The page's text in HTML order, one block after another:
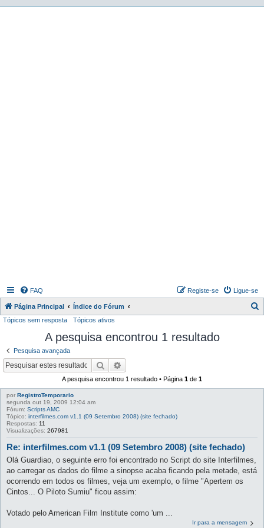
FAQ Ligue-se
Registe-se
Página Principal Índice do Fórum
s
Tópicos sem resposta Tópicos ativos
A pesquisa encontrou 1 resultado
Pesquisa avançada
Pesquisar
A pesquisa encontrou 1 resultado • Página 1 de 1
por RegistroTemporario
segunda out 19, 2009 12:04 am
Fórum: Scripts AMC
Tópico: interfilmes.com v1.1 (09 Setembro 2008) (site fechado)
Respostas: 11
Visualizações: 267981
Re: interfilmes.com v1.1 (09 Setembro 2008) (site fechado)
Olá Guardiao, o seguinte erro foi encontrado no Script do site Interfilmes,
ao carregar os dados do filme a sinopse acaba ficando pela metade, está
ocorrendo em todos os filmes, veja um exemplo, o filme "Apertem os
Cintos... O Piloto Sumiu" ficou assim:
Votado pelo American Film Institute como 'um ...
Ir para a mensagem